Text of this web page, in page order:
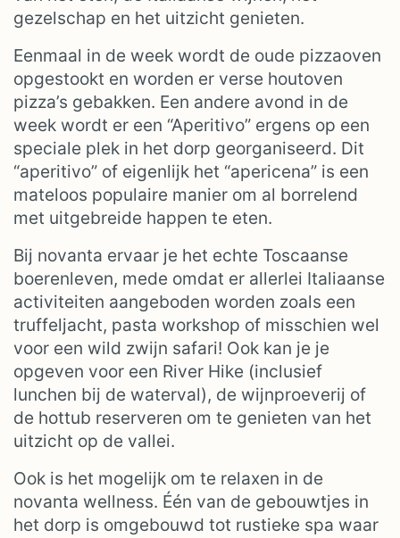
gezelschap en het uitzicht genieten.
Eenmaal in de week wordt de oude pizzaoven
opgestookt en worden er verse houtoven
pizza’s gebakken. Een andere avond in de
week wordt er een “Aperitivo” ergens op een
speciale plek in het dorp georganiseerd. Dit
“aperitivo” of eigenlijk het “apericena” is een
mateloos populaire manier om al borrelend
met uitgebreide happen te eten.
Bij novanta ervaar je het echte Toscaanse
boerenleven, mede omdat er allerlei Italiaanse
activiteiten aangeboden worden zoals een
truffeljacht, pasta workshop of misschien wel
voor een wild zwijn safari! Ook kan je je
opgeven voor een River Hike (inclusief
lunchen bij de waterval), de wijnproeverij of
de hottub reserveren om te genieten van het
uitzicht op de vallei.
Ook is het mogelijk om te relaxen in de
novanta wellness. Één van de gebouwtjes in
het dorp is omgebouwd tot rustieke spa waar